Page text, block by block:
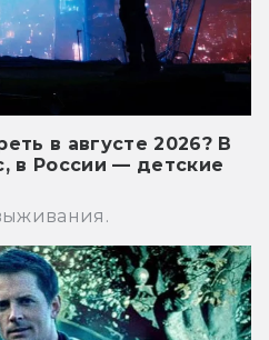
в августе 2026? В
в России — детские